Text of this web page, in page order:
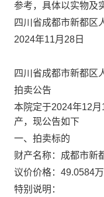
参考，具体以实物及
四川省成都市新都区
2024年11月 28 日
四川省成都市新都区
拍卖公告
本院定于2024年12月
产，现公告如下
一、拍卖标的
财产名称：成都市新
议价价格： 49.0584
特别说明：